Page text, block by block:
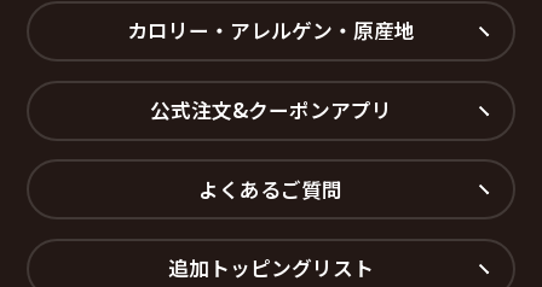
カロリー・アレルゲン・原産地
公式注文&クーポンアプリ
よくあるご質問
追加トッピングリスト